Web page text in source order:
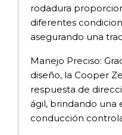
rodadura
diferentes
asegurando una
Manejo Preciso:
diseño, la Cooper
respuesta de
ágil, brindando una
conducción